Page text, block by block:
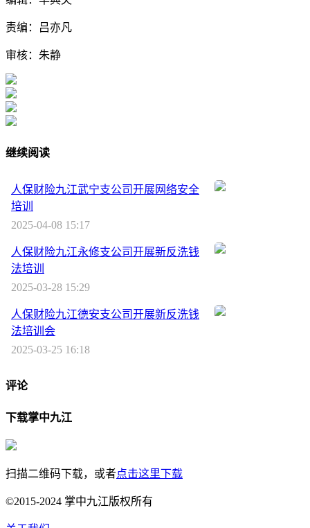
责编：吕亦凡
审核：朱静
继续阅读
人保财险九江武宁支公司开展网络安全
培训
2025-04-08 15:17
人保财险九江永修支公司开展新反洗钱
法培训
2025-03-28 15:29
人保财险九江德安支公司开展新反洗钱
法培训会
2025-03-25 16:18
评论
下载掌中九江
扫描二维码下载，或者点击这里下载
©2015-2024 掌中九江版权所有